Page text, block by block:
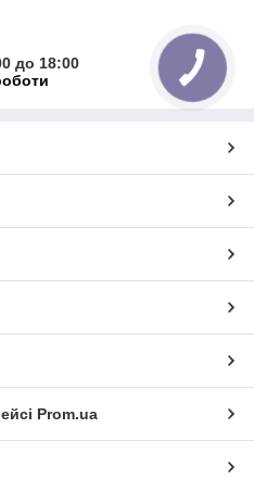
до 18:00
Prom.ua